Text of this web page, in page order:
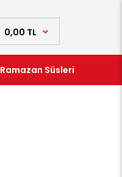
0,00 TL
Ramazan Süsleri